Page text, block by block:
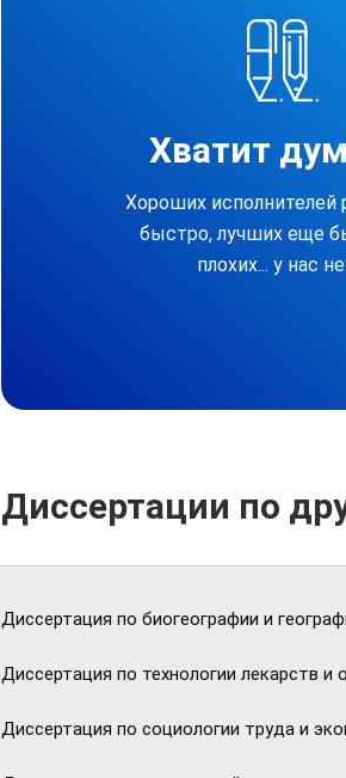
Хватит
Хороших исполнителей
быстро, лучших еще
плохих... у нас
Диссертации по
Диссертация по биогеографии и
Диссертация по технологии лекарств
Диссертация по социологии труда и